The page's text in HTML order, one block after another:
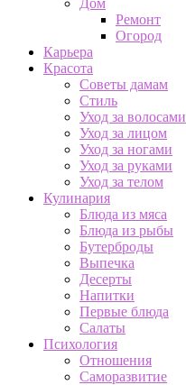
Дом
Ремонт
Огород
Карьера
Красота
Советы дамам
Стиль
Уход за волосами
Уход за лицом
Уход за ногами
Уход за руками
Уход за телом
Кулинария
Блюда из мяса
Блюда из рыбы
Бутерброды
Выпечка
Десерты
Напитки
Первые блюда
Салаты
Психология
Отношения
Саморазвитие